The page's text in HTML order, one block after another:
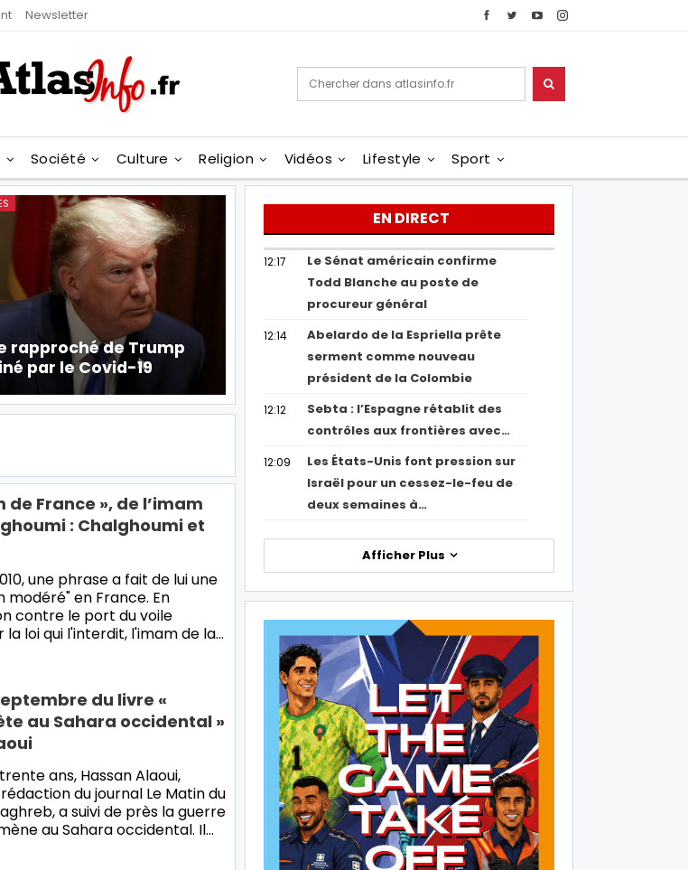
Newsletter
Société Culture Religion Vidéos Lifestyle Sport
rapproché de Trump
par le Covid-19
de France », de l’imam
: Chalghoumi et
une phrase a fait de lui une
modéré" en France. En
contre le port du voile
loi qui l'interdit, l'imam de la…
du livre «
au Sahara occidental »
ans, Hassan Alaoui,
du journal Le Matin du
a suivi de près la guerre
au Sahara occidental. Il…
EN DIRECT
12:17
Le Sénat américain confirme
Todd Blanche au poste de
procureur général
12:14
Abelardo de la Espriella prête
serment comme nouveau
président de la Colombie
12:12
Sebta : l’Espagne rétablit des
contrôles aux frontières avec…
12:09
Les États-Unis font pression sur
Israël pour un cessez-le-feu de
deux semaines à…
Afficher Plus